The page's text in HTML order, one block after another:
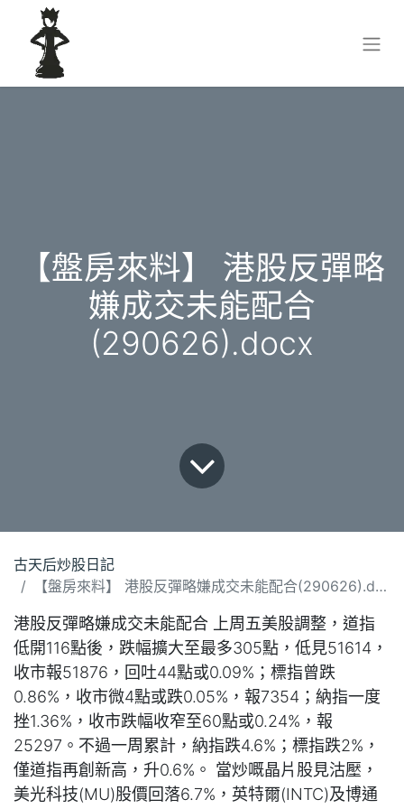
【盤房來料】 港股反彈略
嫌成交未能配合
(290626).docx
古天后炒股日記
【盤房來料】 港股反彈略嫌成交未能配合(290626).docx
港股反彈略嫌成交未能配合 上周五美股調整，道指
低開116點後，跌幅擴大至最多305點，低見51614，
收市報51876，回吐44點或0.09%；標指曾跌
0.86%，收市微4點或跌0.05%，報7354；納指一度
挫1.36%，收市跌幅收窄至60點或0.24%，報
25297。不過一周累計，納指跌4.6%；標指跌2%，
僅道指再創新高，升0.6%。 當炒嘅晶片股見沽壓，
美光科技(MU)股價回落6.7%，英特爾(INTC)及博通